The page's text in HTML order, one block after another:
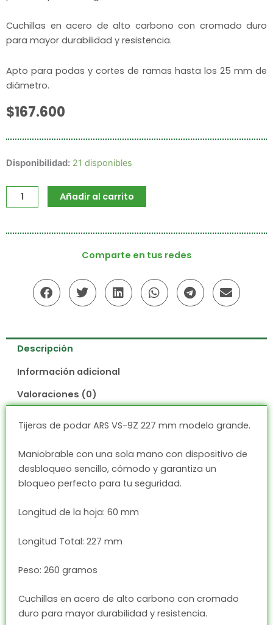
Cuchillas en acero de alto carbono con cromado duro
para mayor durabilidad y resistencia.
Apto para podas y cortes de ramas hasta los 25 mm de
diámetro.
$167.600
Disponibilidad: 21 disponibles
Tijera
ARS
VS
cantidad
Añadir al carrito
Comparte en tus redes
Descripción
Información adicional
Valoraciones (0)
Tijeras de podar ARS VS-9Z 227 mm modelo grande.
Maniobrable con una sola mano con dispositivo de
desbloqueo sencillo, cómodo y garantiza un
bloqueo perfecto para tu seguridad.
Longitud de la hoja: 60 mm
Longitud Total: 227 mm
Peso: 260 gramos
Cuchillas en acero de alto carbono con cromado
duro para mayor durabilidad y resistencia.